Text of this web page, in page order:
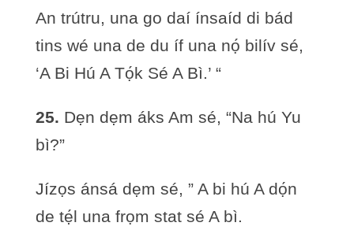
An trútru, una go daí ínsaíd di bád
tins wé una de du íf una nọ́ bilív sé,
‘A Bi Hú A Tọ́k Sé A Bì.’ “
25. Dẹn dẹm áks Am sé, “Na hú Yu
bì?”
Jízọs ánsá dẹm sé, ” A bi hú A dọ́n
de tẹ́l una frọm stat sé A bì.